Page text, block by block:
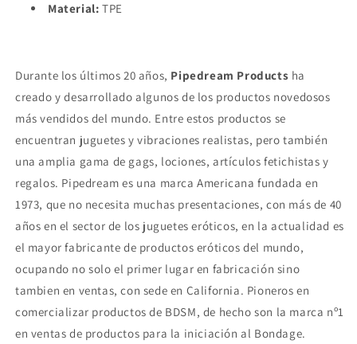
Material: TPE
Durante los últimos 20 años, Pipedream Products ha
creado y desarrollado algunos de los productos novedosos
más vendidos del mundo. Entre estos productos se
encuentran juguetes y vibraciones realistas, pero también
una amplia gama de gags, lociones, artículos fetichistas y
regalos. Pipedream es una marca Americana fundada en
1973, que no necesita muchas presentaciones, con más de 40
años en el sector de los juguetes eróticos, en la actualidad es
el mayor fabricante de productos eróticos del mundo,
ocupando no solo el primer lugar en fabricación sino
tambien en ventas, con sede en California. Pioneros en
comercializar productos de BDSM, de hecho son la marca nº1
en ventas de productos para la iniciación al Bondage.